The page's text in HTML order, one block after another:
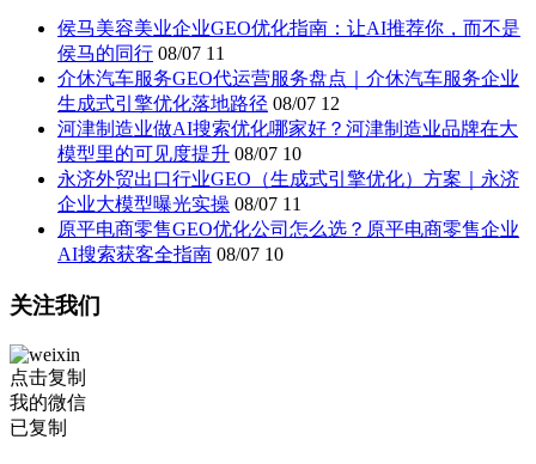
侯马美容美业企业GEO优化指南：让AI推荐你，而不是
侯马的同行 08/07 11
介休汽车服务GEO代运营服务盘点｜介休汽车服务企业
生成式引擎优化落地路径 08/07 12
河津制造业做AI搜索优化哪家好？河津制造业品牌在大
模型里的可见度提升 08/07 10
永济外贸出口行业GEO（生成式引擎优化）方案｜永济
企业大模型曝光实操 08/07 11
原平电商零售GEO优化公司怎么选？原平电商零售企业
AI搜索获客全指南 08/07 10
关注我们
点击复制
我的微信
已复制